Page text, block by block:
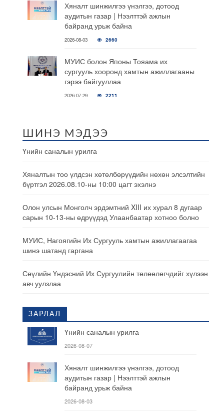
Хяналт шинжилгээ үнэлгээ, дотоод
аудитын газар | Нээлттэй ажлын
байранд урьж байна
2026-08-03 2660
МУИС болон Японы Тояама их
сургууль хооронд хамтын ажиллагааны
гэрээ байгууллаа
2026-07-29 2211
ШИНЭ МЭДЭЭ
Үнийн саналын урилга
Хяналтын тоо үлдсэн хөтөлбөрүүдийн нөхөн элсэлтийн
бүртгэл 2026.08.10-ны 10:00 цагт эхэлнэ
Олон улсын Монголч эрдэмтний XIII их хурал 8 дугаар
сарын 10-13-ны өдрүүдэд Улаанбаатар хотноо болно
МУИС, Нагоягийн Их Сургууль хамтын ажиллагаагаа
шинэ шатанд гаргана
Сөүлийн Үндэсний Их Сургуулийн төлөөлөгчдийг хүлээн
авч уулзлаа
ЗАРЛАЛ
Үнийн саналын урилга
2026-08-07
Хяналт шинжилгээ үнэлгээ, дотоод
аудитын газар | Нээлттэй ажлын
байранд урьж байна
2026-08-03